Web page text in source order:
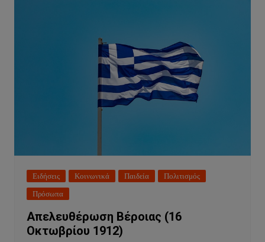
Ειδήσεις Κοινωνικά Παιδεία
Πολιτισμός
Πρόσωπα
Απελευθέρωση Βέροιας (16
Οκτωβρίου 1912)